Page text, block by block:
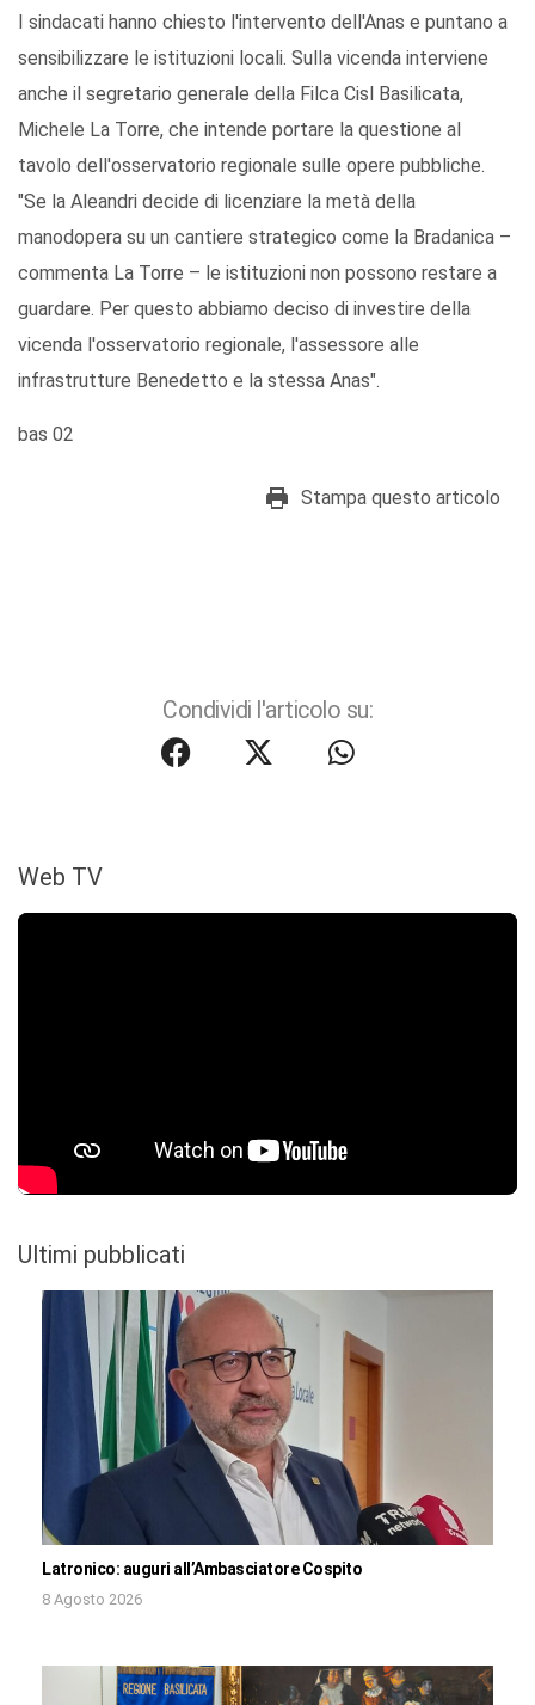
I sindacati hanno chiesto l'intervento dell'Anas e puntano a
sensibilizzare le istituzioni locali. Sulla vicenda interviene
anche il segretario generale della Filca Cisl Basilicata,
Michele La Torre, che intende portare la questione al
tavolo dell'osservatorio regionale sulle opere pubbliche.
"Se la Aleandri decide di licenziare la metà della
manodopera su un cantiere strategico come la Bradanica –
commenta La Torre – le istituzioni non possono restare a
guardare. Per questo abbiamo deciso di investire della
vicenda l'osservatorio regionale, l'assessore alle
infrastrutture Benedetto e la stessa Anas".
bas 02
Stampa questo articolo
Condividi l'articolo su:
Web TV
Ultimi pubblicati
Latronico: auguri all’Ambasciatore Cospito
8 Agosto 2026